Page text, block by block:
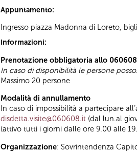
Appuntamento:
Ingresso piazza Madonna di Loreto,
Informazioni:
Prenotazione obbligatoria allo 060608
In caso di disponibilità le persone
Massimo 20 persone
Modalità di annullamento
In caso di impossibilità a partecipare
disdetta.visite@060608.it (dal lun.al
(attivo tutti i giorni dalle ore 9.00 alle
Organizzazione: Sovrintendenza